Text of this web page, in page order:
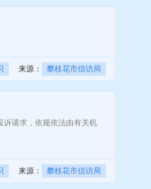
来源： 攀枝花市信访局
请求，依规依法由有关机
来源： 攀枝花市信访局